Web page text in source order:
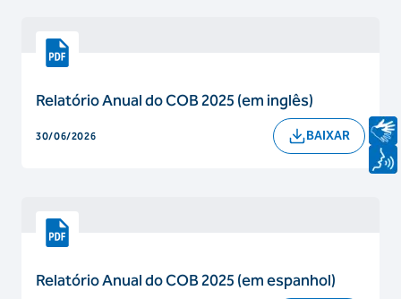
Relatório Anual do COB 2025 (em inglês)
30/06/2026 BAIXAR
Relatório Anual do COB 2025 (em espanhol)